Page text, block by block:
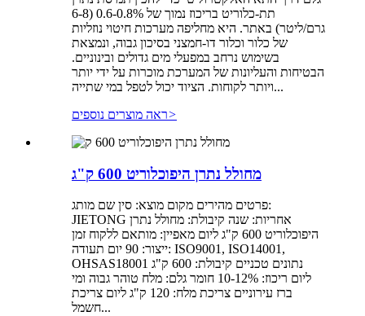
תת-כלוריט בריכוז נמוך של 0.6-0.8% (6-8
גרם/ליטר) באתר. היא מחליפה מערכות חיטוי נוזליות
של כלור וכלור דו-חמצני בסיכון גבוה, ונמצאת
בשימוש נרחב במפעלי מים גדולים ובינוניים.
הבטיחות והעליונות של המערכת מוכרות על ידי יותר
ויותר לקוחות. הציוד יכול לטפל במי שתייה...
ראה מוצרים נוספים>
מחולל נתרן היפוכלוריט 600 ק"ג
פרטים מהירים מקום מוצא: סין שם מותג:
JIETONG אחריות: שנה קיבולת: מחולל נתרן
היפוכלוריט 600 ק"ג ליום מאפיין: מותאם ללקוח זמן
ייצור: 90 יום תעודה: ISO9001, ISO14001,
OHSAS18001 נתונים טכניים קיבולת: 600 ק"ג
ליום ריכוז: 10-12% חומר גלם: מלח טוהר גבוה ומי
ברז עירוניים צריכת מלח: 120 ק"ג ליום צריכת
חשמל...